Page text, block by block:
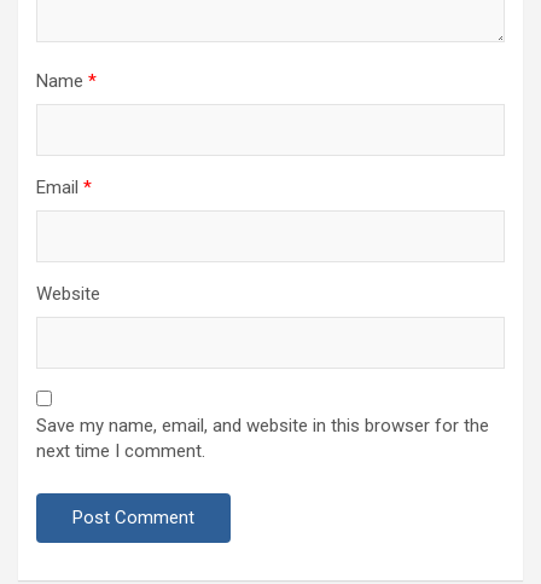
Name *
Email *
Website
Save my name, email, and website in this browser for the
next time I comment.